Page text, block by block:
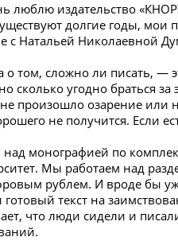
люблю издательство
долгие годы, мои
с Натальей
о том, сложно ли писать, —
угодно браться за
произошло озарение или
не получится. Если
монографией по
Мы работаем над
рублем. И вроде бы
текст на
что люди сидели и